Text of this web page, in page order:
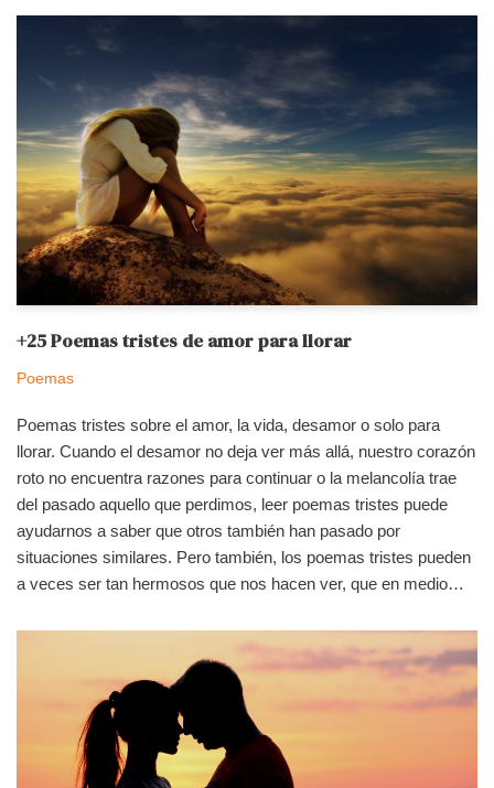
+25 Poemas tristes de amor para llorar
Poemas
Poemas tristes sobre el amor, la vida, desamor o solo para
llorar. Cuando el desamor no deja ver más allá, nuestro corazón
roto no encuentra razones para continuar o la melancolía trae
del pasado aquello que perdimos, leer poemas tristes puede
ayudarnos a saber que otros también han pasado por
situaciones similares. Pero también, los poemas tristes pueden
a veces ser tan hermosos que nos hacen ver, que en medio…